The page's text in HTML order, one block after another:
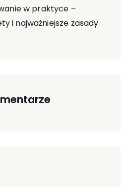
w praktyce –
i najważniejsze zasady